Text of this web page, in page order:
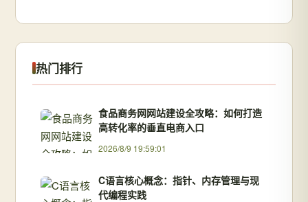
热门排行
食品商务网网站建设全攻略：如何打造
高转化率的垂直电商入口
2026/8/9 19:59:01
C语言核心概念：指针、内存管理与现
代编程实践